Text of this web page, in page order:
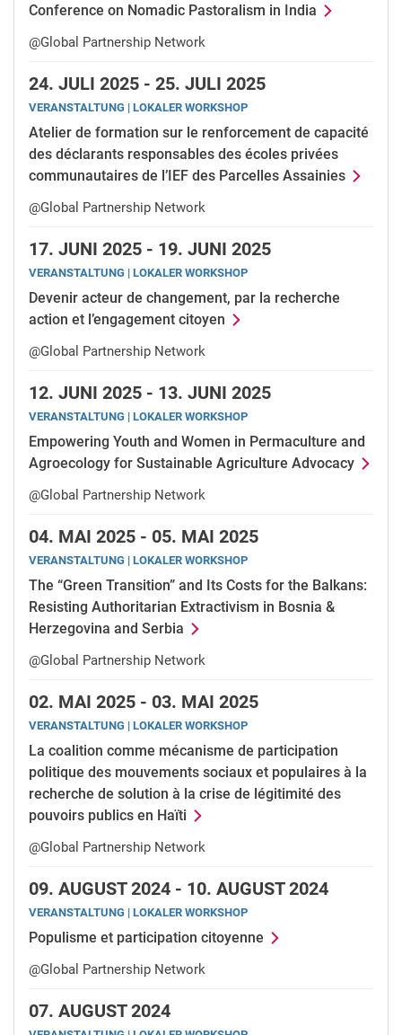
Conference on Nomadic Pastoralism in India
@Global Partnership Network
24. JULI 2025 - 25. JULI 2025
VERANSTALTUNG | LOKALER WORKSHOP
Atelier de formation sur le renforcement de capacité
des déclarants responsables des écoles privées
communautaires de l’IEF des Parcelles Assainies
@Global Partnership Network
17. JUNI 2025 - 19. JUNI 2025
VERANSTALTUNG | LOKALER WORKSHOP
Devenir acteur de changement, par la recherche
action et l’engagement citoyen
@Global Partnership Network
12. JUNI 2025 - 13. JUNI 2025
VERANSTALTUNG | LOKALER WORKSHOP
Empowering Youth and Women in Permaculture and
Agroecology for Sustainable Agriculture Advocacy
@Global Partnership Network
04. MAI 2025 - 05. MAI 2025
VERANSTALTUNG | LOKALER WORKSHOP
The “Green Transition” and Its Costs for the Balkans:
Resisting Authoritarian Extractivism in Bosnia &
Herzegovina and Serbia
@Global Partnership Network
02. MAI 2025 - 03. MAI 2025
VERANSTALTUNG | LOKALER WORKSHOP
La coalition comme mécanisme de participation
politique des mouvements sociaux et populaires à la
recherche de solution à la crise de légitimité des
pouvoirs publics en Haïti
@Global Partnership Network
09. AUGUST 2024 - 10. AUGUST 2024
VERANSTALTUNG | LOKALER WORKSHOP
Populisme et participation citoyenne
@Global Partnership Network
07. AUGUST 2024